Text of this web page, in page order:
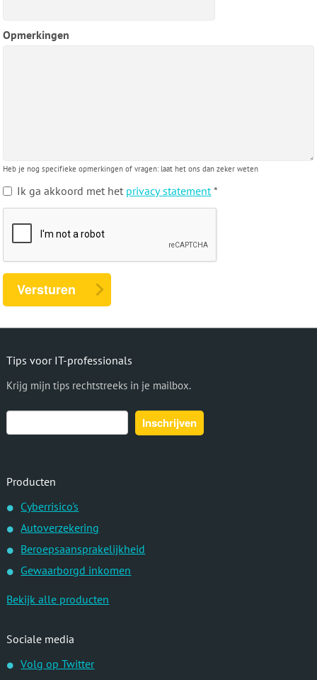
Opmerkingen
Heb je nog specifieke opmerkingen of vragen: laat het ons dan zeker weten
Ik ga akkoord met het privacy statement*
Versturen
Tips voor IT-professionals
Krijg mijn tips rechtstreeks in je mailbox.
Producten
Cyberrisico's
Autoverzekering
Beroepsaansprakelijkheid
Gewaarborgd inkomen
Bekijk alle producten
Sociale media
Volg op Twitter